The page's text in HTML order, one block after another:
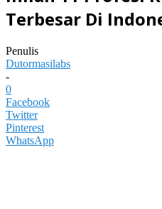
Terbesar Di
Penulis
Dutormasilabs
-
0
Facebook
Twitter
Pinterest
WhatsApp